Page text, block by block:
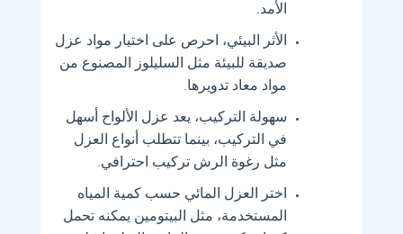
الأمد.
الأثر البيئي، احرص على اختيار مواد عزل
صديقة للبيئة مثل السليلوز المصنوع من
مواد معاد تدويرها.
سهولة التركيب، يعد عزل الألواح أسهل
في التركيب، بينما تتطلب أنواع العزل
مثل رغوة الرش تركيب احترافي.
اختر العزل المائي حسب كمية المياه
المستخدمة، مثل البيتومين يمكنه تحمل